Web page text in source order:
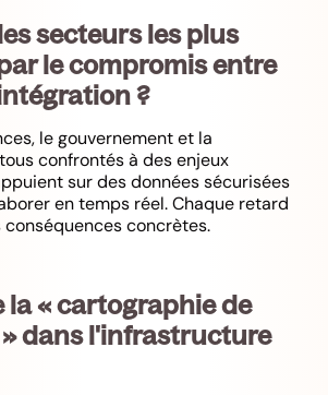
secteurs les plus
le compromis entre
?
le gouvernement et la
confrontés à des enjeux
sur des données sécurisées
en temps réel. Chaque retard
concrètes.
la « cartographie de
dans l'infrastructure